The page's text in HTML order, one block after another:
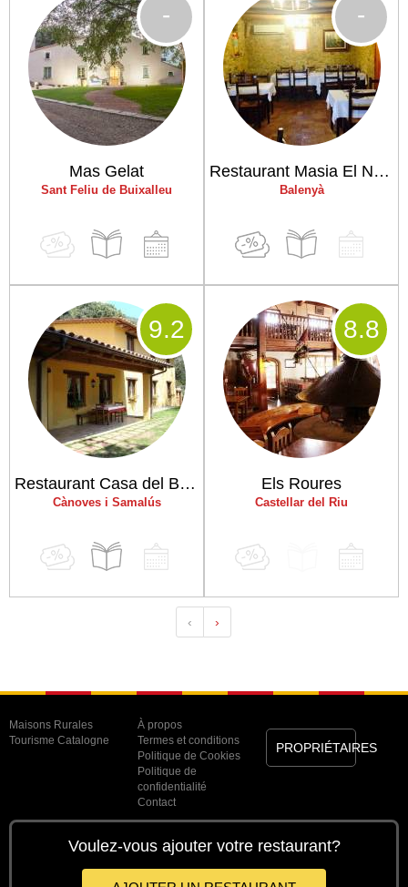
Mas Gelat
Sant Feliu de Buixalleu
-
Restaurant Masia El Nadal
Balenyà
-
Restaurant Casa del Bosc
Cànoves i Samalús
9.2
Els Roures
Castellar del Riu
8.8
‹ ›
Maisons Rurales
Tourisme Catalogne
À propos
Termes et conditions
Politique de Cookies
Politique de
confidentialité
Contact
PROPRIÉTAIRES
Voulez-vous ajouter votre restaurant?